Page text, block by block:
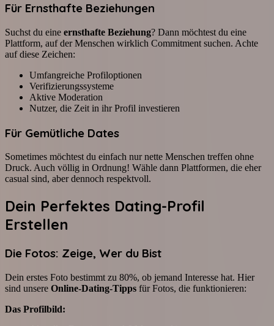
Für Ernsthafte Beziehungen
Suchst du eine ernsthafte Beziehung? Dann möchtest du eine
Plattform, auf der Menschen wirklich Commitment suchen. Achte
auf diese Zeichen:
Umfangreiche Profiloptionen
Verifizierungssysteme
Aktive Moderation
Nutzer, die Zeit in ihr Profil investieren
Für Gemütliche Dates
Sometimes möchtest du einfach nur nette Menschen treffen ohne
Druck. Auch völlig in Ordnung! Wähle dann Plattformen, die eher
casual sind, aber dennoch respektvoll.
Dein Perfektes Dating-Profil
Erstellen
Die Fotos: Zeige, Wer du Bist
Dein erstes Foto bestimmt zu 80%, ob jemand Interesse hat. Hier
sind unsere Online-Dating-Tipps für Fotos, die funktionieren:
Das Profilbild: